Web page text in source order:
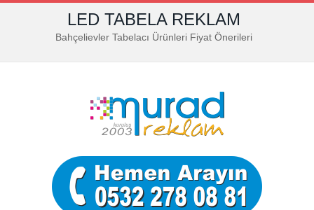
LED TABELA REKLAM
Bahçelievler Tabelacı Ürünleri Fiyat Önerileri